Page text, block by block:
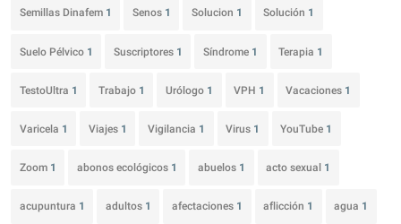
Semillas Dinafem 1 Senos 1 Solucion 1 Solución 1
Suelo Pélvico 1 Suscriptores 1 Síndrome 1 Terapia 1
TestoUltra 1 Trabajo 1 Urólogo 1 VPH 1 Vacaciones 1
Varicela 1 Viajes 1 Vigilancia 1 Virus 1 YouTube 1
Zoom 1 abonos ecológicos 1 abuelos 1 acto sexual 1
acupuntura 1 adultos 1 afectaciones 1 aflicción 1 agua 1